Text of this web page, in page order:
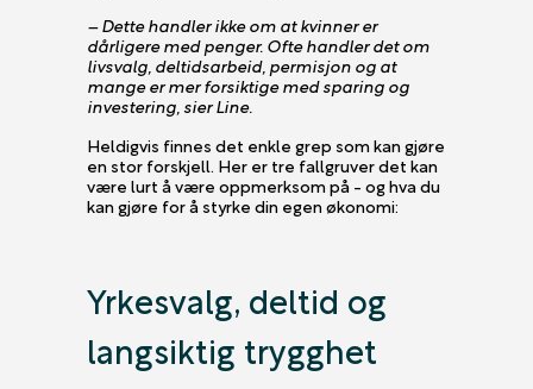
– Dette handler ikke om at kvinner er
dårligere med penger. Ofte handler det om
livsvalg, deltidsarbeid, permisjon og at
mange er mer forsiktige med sparing og
investering, sier Line.
Heldigvis finnes det enkle grep som kan gjøre
en stor forskjell. Her er tre fallgruver det kan
være lurt å være oppmerksom på - og hva du
kan gjøre for å styrke din egen økonomi:
Yrkesvalg, deltid og
langsiktig trygghet